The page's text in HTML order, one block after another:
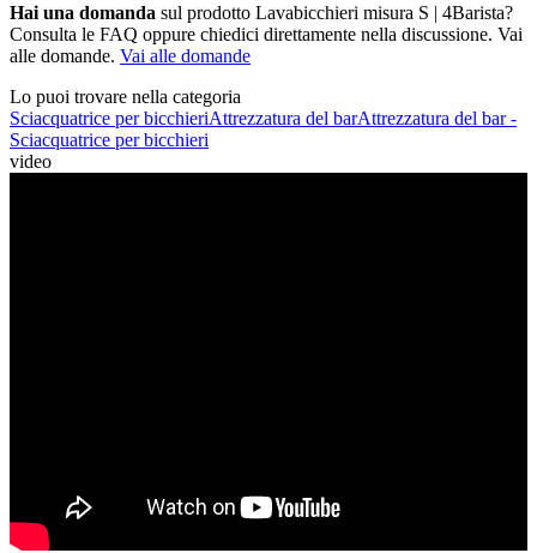
Hai una domanda sul prodotto Lavabicchieri misura S | 4Barista?
Consulta le FAQ oppure chiedici direttamente nella discussione. Vai
alle domande. Vai alle domande
Lo puoi trovare nella categoria
Sciacquatrice per bicchieriAttrezzatura del barAttrezzatura del bar -
Sciacquatrice per bicchieri
video